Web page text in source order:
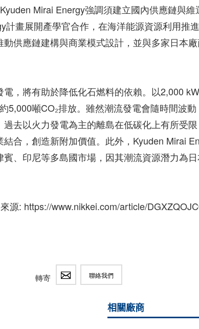
Mirai Energy強調須建立國內供應鏈與
計畫展開產學官合作，在海洋能源資源利用推
供應鏈建構與商業模式設計，並與多家日本
，將有助於降低化石燃料的依賴。以2,000
5,000噸CO₂排放。雖然潮流發電會隨時間波
去以火力發電為主的離島在低碳化上有所受
合，創造新附加價值。此外，Kyuden Mirai
、印尼等多島國市場，因其潮流資源潛力為
源: https://www.nikkei.com/article/
轉寄 聯絡我們
相關廠商